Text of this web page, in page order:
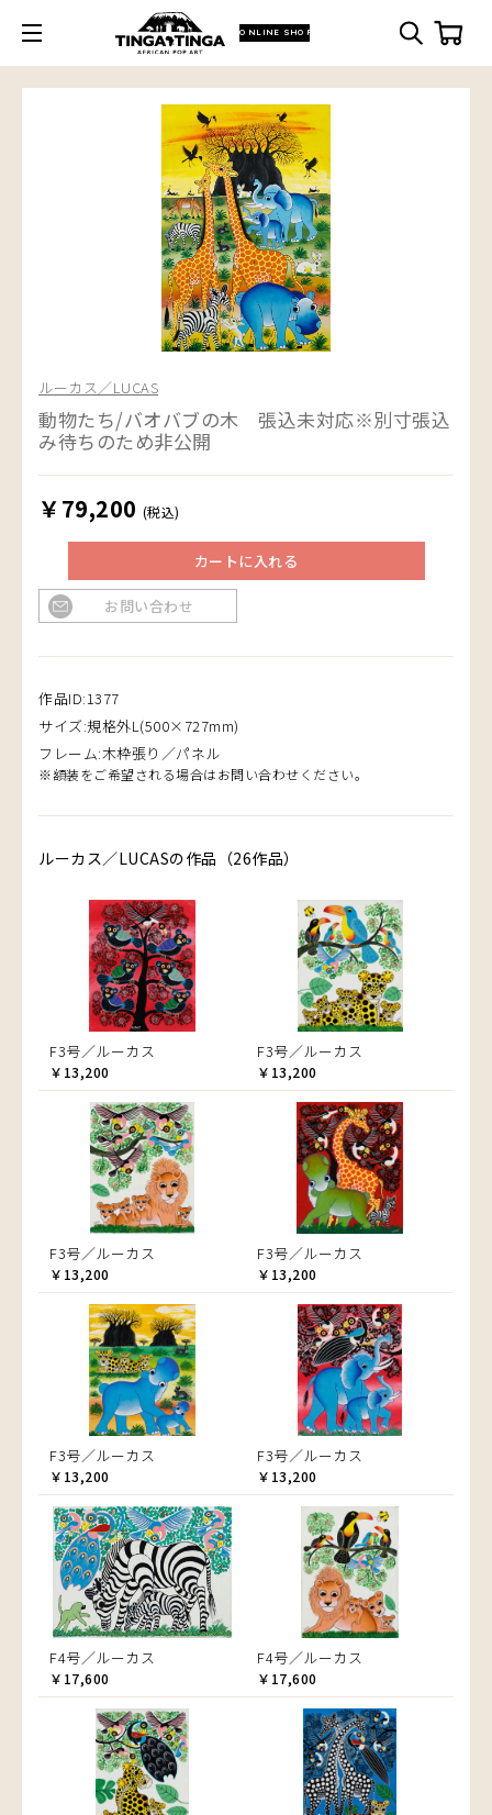
ONLINE SHOP
ルーカス／LUCAS
動物たち/バオバブの木 張込未対応※別寸張込
み待ちのため非公開
￥79,200 (税込)
カートに入れる
お問い合わせ
作品ID:1377
サイズ:規格外L(500×727mm)
フレーム:木枠張り／パネル
※額装をご希望される場合はお問い合わせください。
ルーカス／LUCASの作品（26作品）
F3号／ルーカス
￥13,200
F3号／ルーカス
￥13,200
F3号／ルーカス
￥13,200
F3号／ルーカス
￥13,200
F3号／ルーカス
￥13,200
F3号／ルーカス
￥13,200
F4号／ルーカス
￥17,600
F4号／ルーカス
￥17,600